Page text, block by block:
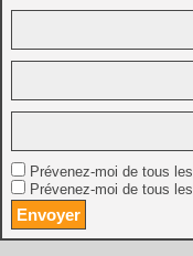
Prévenez-moi de tous
Prévenez-moi de tous